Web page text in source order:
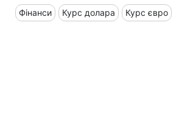
Фінанси Курс долара Курс євро